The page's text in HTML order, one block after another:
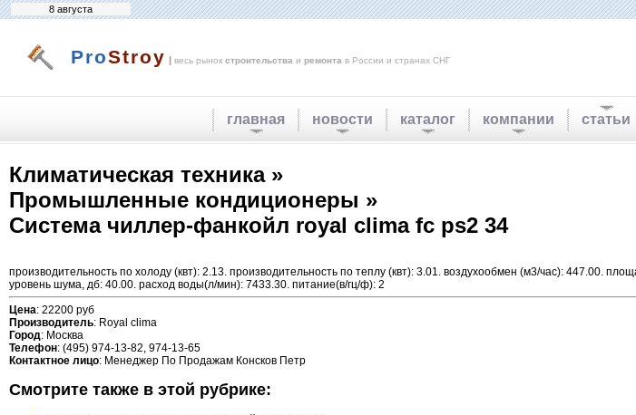
8 августа
ProStroy | весь рынок строительства и ремонта в России и странах СНГ
главная новости каталог компании статьи
Климатическая техника »
Промышленные кондиционеры »
Система чиллер-фанкойл royal clima fc ps2 34
производительность по холоду (квт): 2.13. производительность по теплу (квт): 3.01. воздухообмен (м3/час): 447.00.
уровень шума, дб: 40.00. расход воды(л/мин): 7433.30. питание(в/гц/ф): 2
Цена: 22200 руб
Производитель: Royal clima
Город: Москва
Телефон: (495) 974-13-82, 974-13-65
Контактное лицо: Менеджер По Продажам Консков Петр
Смотрите также в этой рубрике: